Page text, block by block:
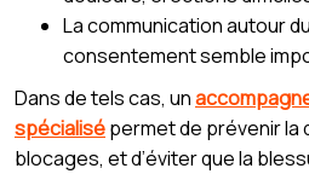
La communication autour
consentement semble
Dans de tels cas, un
spécialisépermet de prévenir la
blocages, et d’éviter que la